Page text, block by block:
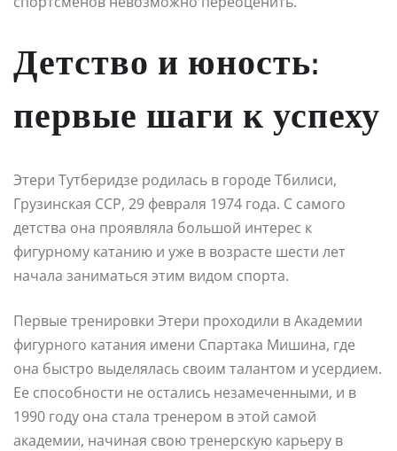
Детство и юность:
первые шаги к успеху
Этери Тутберидзе родилась в городе Тбилиси,
Грузинская ССР, 29 февраля 1974 года. С самого
детства она проявляла большой интерес к
фигурному катанию и уже в возрасте шести лет
начала заниматься этим видом спорта.
Первые тренировки Этери проходили в Академии
фигурного катания имени Спартака Мишина, где
она быстро выделялась своим талантом и усердием.
Ее способности не остались незамеченными, и в
1990 году она стала тренером в этой самой
академии, начиная свою тренерскую карьеру в